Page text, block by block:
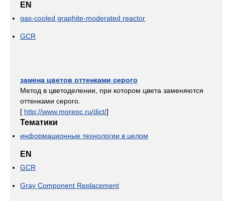
EN
gas-cooled graphite-moderated reactor
GCR
замена цветов оттенками серого
Метод в цветоделении, при котором цвета заменяются
оттенками серого.
[ http://www.morepc.ru/dict/]
Тематики
информационные технологии в целом
EN
GCR
Gray Component Replacement